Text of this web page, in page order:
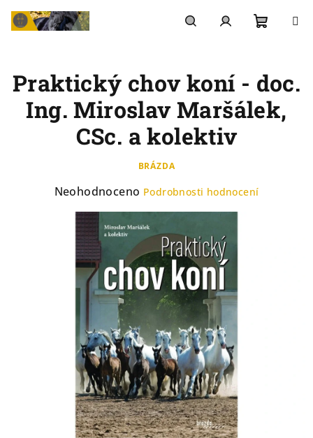
Přejít
na
košík
Praktický chov koní - doc.
Ing. Miroslav Maršálek,
CSc. a kolektiv
BRÁZDA
Průměrné
hodnocení
produktu
Neohodnoceno Podrobnosti hodnocení